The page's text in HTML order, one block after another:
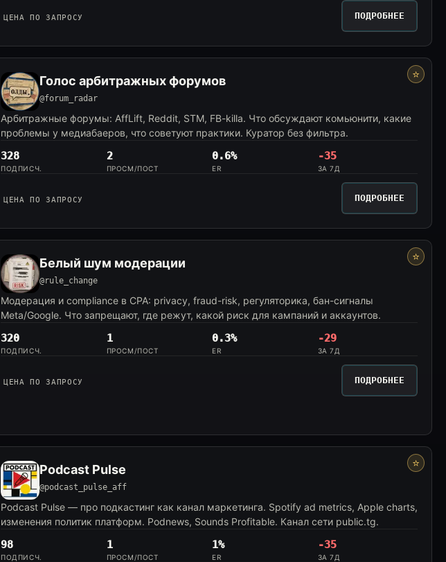
ЦЕНА ПО ЗАПРОСУ ПОДРОБНЕЕ
⭐
Голос арбитражных форумов
@forum_radar
Арбитражные форумы: AffLift, Reddit, STM, FB-killa. Что обсуждают комьюнити, какие
проблемы у медиабаеров, что советуют практики. Куратор без фильтра.
328
ПОДПИСЧ.
2
ПРОСМ/ПОСТ
0.6%
ER
-35
ЗА 7Д
ЦЕНА ПО ЗАПРОСУ ПОДРОБНЕЕ
⭐
Белый шум модерации
@rule_change
Модерация и compliance в CPA: privacy, fraud-risk, регуляторика, бан-сигналы
Meta/Google. Что запрещают, где режут, какой риск для кампаний и аккаунтов.
320
ПОДПИСЧ.
1
ПРОСМ/ПОСТ
0.3%
ER
-29
ЗА 7Д
ЦЕНА ПО ЗАПРОСУ ПОДРОБНЕЕ
⭐
Podcast Pulse
@podcast_pulse_aff
Podcast Pulse — про подкастинг как канал маркетинга. Spotify ad metrics, Apple charts,
изменения политик платформ. Podnews, Sounds Profitable. Канал сети public.tg.
98
ПОДПИСЧ.
1
ПРОСМ/ПОСТ
1%
ER
-35
ЗА 7Д